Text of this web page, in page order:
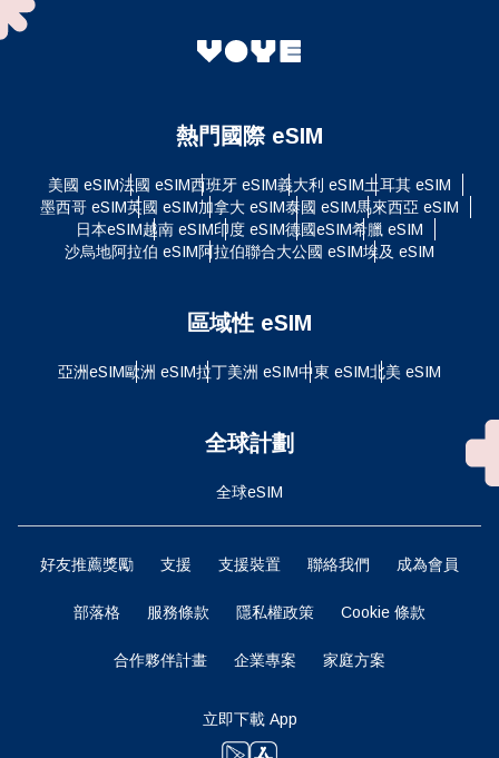
熱門國際 eSIM
美國 eSIM法國 eSIM西班牙 eSIM義大利 eSIM土耳其 eSIM
墨西哥 eSIM英國 eSIM加拿大 eSIM泰國 eSIM馬來西亞 eSIM
日本eSIM越南 eSIM印度 eSIM德國eSIM希臘 eSIM
沙烏地阿拉伯 eSIM阿拉伯聯合大公國 eSIM埃及 eSIM
區域性 eSIM
亞洲eSIM歐洲 eSIM拉丁美洲 eSIM中東 eSIM北美 eSIM
全球計劃
全球eSIM
好友推薦獎勵 支援 支援裝置 聯絡我們 成為會員
部落格 服務條款 隱私權政策 Cookie 條款
合作夥伴計畫 企業專案 家庭方案
立即下載 App